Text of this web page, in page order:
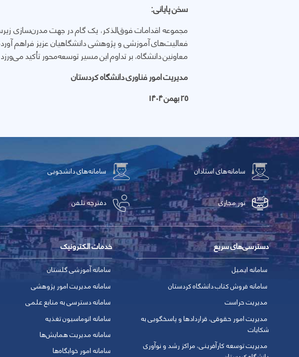
سخن پایانی:
مجموعه اقدامات فوق‌الذکر، یک گام در جهت مدرن‌سازی
فعالیت‌های آموزشی و پژوهشی دانشگاهیان عزیز فراهم
معاونین دانشگاه، بر تداوم این مسیر توسعه‌محور تأکید
مدیریت امور فناوری دانشگاه کردستان
25 بهمن 1404
سامانه‌های استادان سامانه‌های دانشجویی
تور مجازی دفترچه تلفن
دسترسی‌های سریع
سامانه ایمیل
سامانه فروش کتاب دانشگاه کردستان
مدیریت حراست
مدیریت امور حقوقی، قراردادها و پاسخگویی به
شکایات
مدیریت توسعه کارآفرینی، مراکز رشد و نوآوری
خدمات الکترونیک
سامانه آموزشی گلستان
سامانه مدیریت امور پژوهشی
سامانه دسترسی به منابع علمی
سامانه اتوماسیون تغذیه
سامانه مدیریت همایش‌ها
سامانه امور خوابگاه‌ها